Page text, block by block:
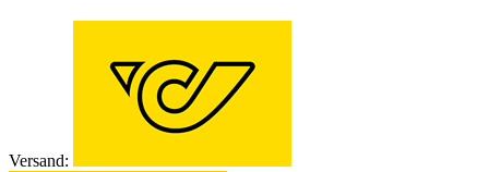
Versand: